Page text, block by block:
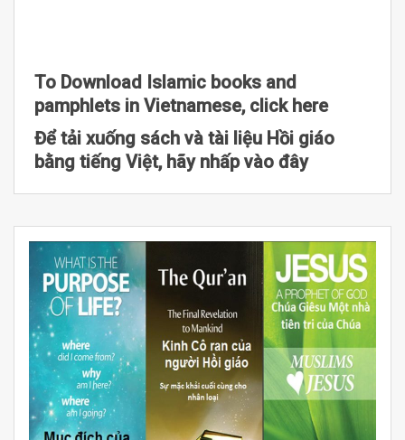
To Download Islamic books and
pamphlets in Vietnamese, click here
Để tải xuống sách và tài liệu Hồi giáo
bằng tiếng Việt, hãy nhấp vào đây